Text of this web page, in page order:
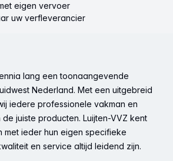
eigen vervoer
uw verfleverancier
lang een toonaangevende
Nederland. Met een uitgebreid
iedere professionele vakman en
juiste producten. Luijten-VVZ kent
met ieder hun eigen specifieke
en service altijd leidend zijn.